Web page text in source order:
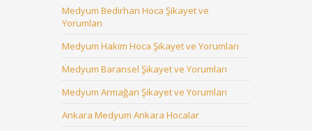
Medyum Bedirhan Hoca Şikayet ve
Yorumları
Medyum Hakim Hoca Şikayet ve Yorumları
Medyum Baransel Şikayet ve Yorumları
Medyum Armağan Şikayet ve Yorumları
Ankara Medyum Ankara Hocalar